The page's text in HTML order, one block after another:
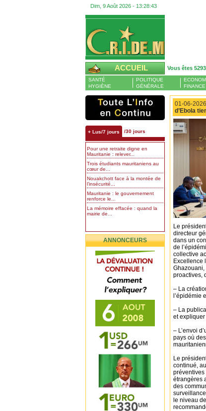
Dim, 9 Août 2026 - 13:28:44
ACCUEIL Vous êtes
SANTÉ
HYGIÈNE
POLITIQUE
GÉNÉRALE
FINANCE
+ Lus/7 jours /30 jours
Pour une retraite digne en
Mauritanie : relever...
Trois étudiants mauritaniens au
cœur de...
Nouakchott face à la montée de
l’insécurité...
Mauritanie : le gouvernement
renforce le...
La mémoire effacée : quand la
mairie de...
ANNONCEURS
01-06-
d’Ebola
Le
directeur
dans un
de
collective
Excellence
Ghazouani,
proactives,
– La
l’épidémie
– La
et
– L’envoi
pays où
Le
continué,
préventives
étrangères
des
le niveau